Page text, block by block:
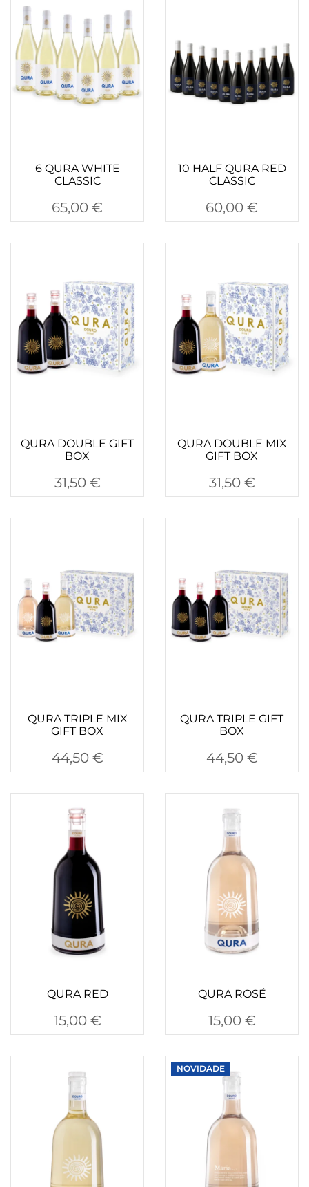
6 QURA WHITE
CLASSIC
65,00 €
10 HALF QURA RED
CLASSIC
60,00 €
QURA DOUBLE GIFT
BOX
31,50 €
QURA DOUBLE MIX
GIFT BOX
31,50 €
QURA TRIPLE MIX
GIFT BOX
44,50 €
QURA TRIPLE GIFT
BOX
44,50 €
QURA RED
15,00 €
QURA ROSÉ
15,00 €
NOVIDADE